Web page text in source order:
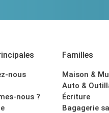
nous
nous ?
Familles
Maison &
Auto &
Écriture
Bagagerie